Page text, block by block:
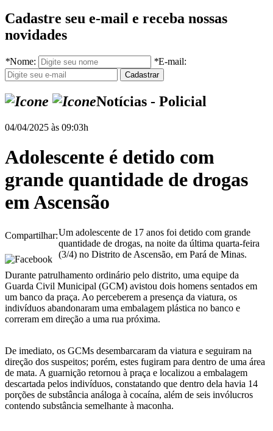
Cadastre seu e-mail e receba nossas
novidades
*Nome: *E-mail:
Notícias - Policial
04/04/2025 às 09:03h
Adolescente é detido com
grande quantidade de drogas
em Ascensão
Compartilhar:Um adolescente de 17 anos foi detido com grande
quantidade de drogas, na noite da última quarta-feira
(3/4) no Distrito de Ascensão, em Pará de Minas.
Durante patrulhamento ordinário pelo distrito, uma equipe da
Guarda Civil Municipal (GCM) avistou dois homens sentados em
um banco da praça. Ao perceberem a presença da viatura, os
indivíduos abandonaram uma embalagem plástica no banco e
correram em direção a uma rua próxima.
De imediato, os GCMs desembarcaram da viatura e seguiram na
direção dos suspeitos; porém, estes fugiram para dentro de uma área
de mata. A guarnição retornou à praça e localizou a embalagem
descartada pelos indivíduos, constatando que dentro dela havia 14
porções de substância análoga à cocaína, além de seis invólucros
contendo substância semelhante à maconha.